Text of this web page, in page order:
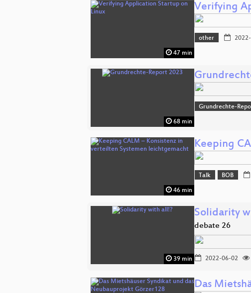
47 min
Verifying
other
68 min
Grundrechte-
46 min
Keeping
Talk BOB
39 min
Solidarity
debate 26
2022-06-02
Das